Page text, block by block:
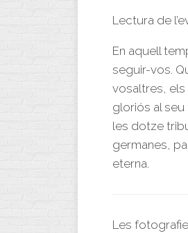
Lectura de
En aquell
seguir-vos.
vosaltres, els
gloriós al
les dotze
germanes,
eterna.
Les